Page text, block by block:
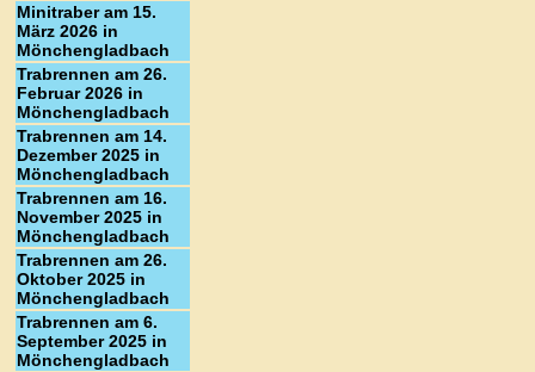
Minitraber am 15.
März 2026 in
Mönchengladbach
Trabrennen am 26.
Februar 2026 in
Mönchengladbach
Trabrennen am 14.
Dezember 2025 in
Mönchengladbach
Trabrennen am 16.
November 2025 in
Mönchengladbach
Trabrennen am 26.
Oktober 2025 in
Mönchengladbach
Trabrennen am 6.
September 2025 in
Mönchengladbach